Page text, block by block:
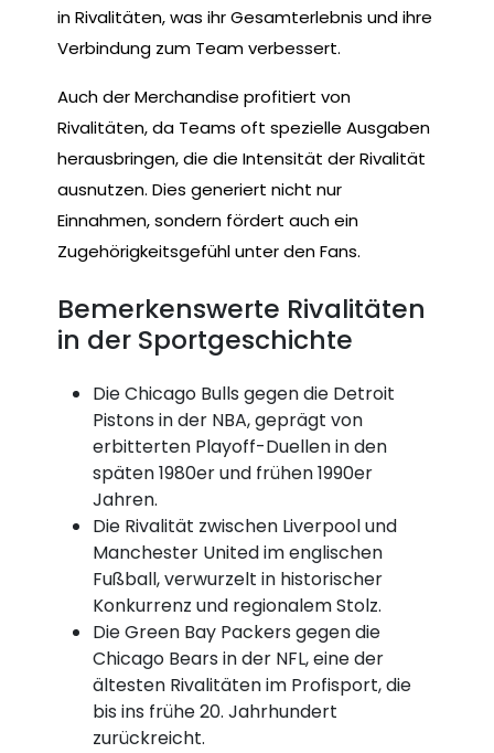
in Rivalitäten, was ihr Gesamterlebnis und ihre
Verbindung zum Team verbessert.
Auch der Merchandise profitiert von
Rivalitäten, da Teams oft spezielle Ausgaben
herausbringen, die die Intensität der Rivalität
ausnutzen. Dies generiert nicht nur
Einnahmen, sondern fördert auch ein
Zugehörigkeitsgefühl unter den Fans.
Bemerkenswerte Rivalitäten
in der Sportgeschichte
Die Chicago Bulls gegen die Detroit
Pistons in der NBA, geprägt von
erbitterten Playoff-Duellen in den
späten 1980er und frühen 1990er
Jahren.
Die Rivalität zwischen Liverpool und
Manchester United im englischen
Fußball, verwurzelt in historischer
Konkurrenz und regionalem Stolz.
Die Green Bay Packers gegen die
Chicago Bears in der NFL, eine der
ältesten Rivalitäten im Profisport, die
bis ins frühe 20. Jahrhundert
zurückreicht.